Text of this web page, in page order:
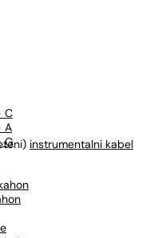
C
A
G
instrumentalni kabel